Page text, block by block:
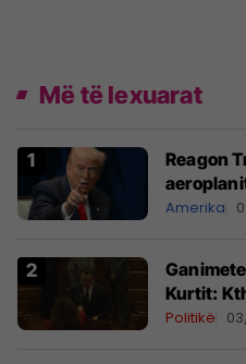
Më të lexuarat
Reagon
Amerika
Kurtit:
Politikë